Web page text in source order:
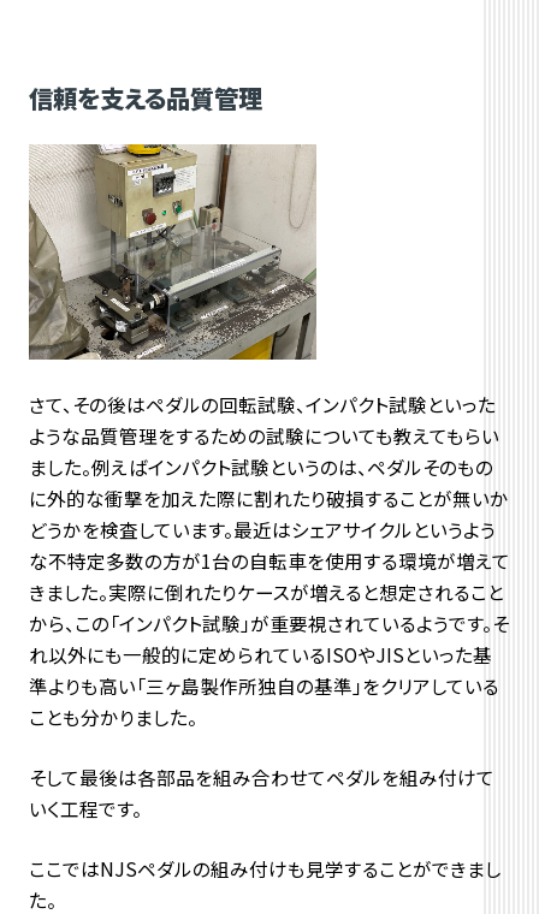
信頼を支える品質管理
さて、その後はペダルの回転試験、インパクト試験といった
ような品質管理をするための試験についても教えてもらい
ました。例えばインパクト試験というのは、ペダルそのもの
に外的な衝撃を加えた際に割れたり破損することが無いか
どうかを検査しています。最近はシェアサイクルというよう
な不特定多数の方が1台の自転車を使用する環境が増えて
きました。実際に倒れたりケースが増えると想定されること
から、この「インパクト試験」が重要視されているようです。そ
れ以外にも一般的に定められているISOやJISといった基
準よりも高い「三ヶ島製作所独自の基準」をクリアしている
ことも分かりました。
そして最後は各部品を組み合わせてペダルを組み付けて
いく工程です。
ここではNJSペダルの組み付けも見学することができまし
た。